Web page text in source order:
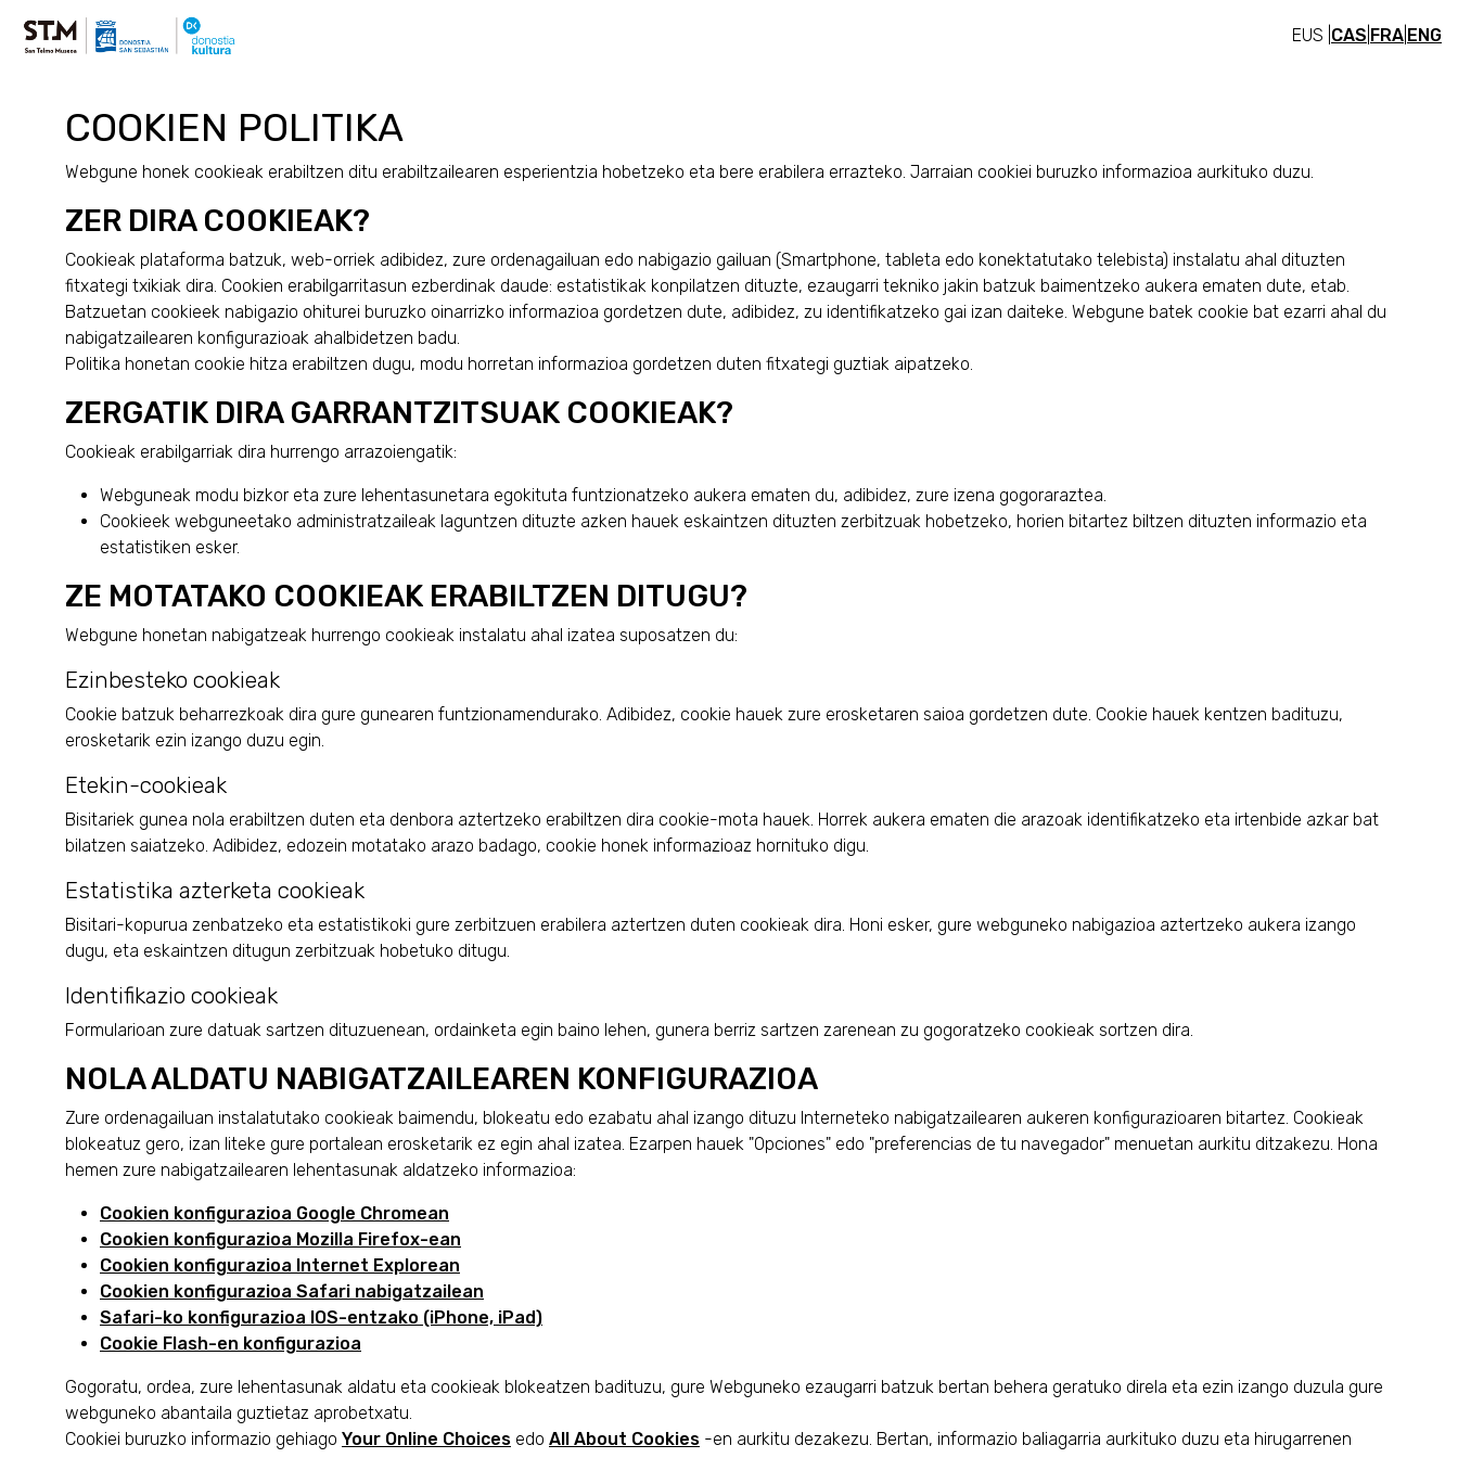
EUS | CAS FRA ENG
COOKIEN POLITIKA
Webgune honek cookieak erabiltzen ditu erabiltzailearen esperientzia hobetzeko eta bere erabilera errazteko. Jarraian cookiei buruzko informazioa aurkituko duzu.
ZER DIRA COOKIEAK?
Cookieak plataforma batzuk, web-orriek adibidez, zure ordenagailuan edo nabigazio gailuan (Smartphone, tableta edo konektatutako telebista) instalatu ahal dituzten
fitxategi txikiak dira. Cookien erabilgarritasun ezberdinak daude: estatistikak konpilatzen dituzte, ezaugarri tekniko jakin batzuk baimentzeko aukera ematen dute, etab.
Batzuetan cookieek nabigazio ohiturei buruzko oinarrizko informazioa gordetzen dute, adibidez, zu identifikatzeko gai izan daiteke. Webgune batek cookie bat ezarri ahal du
nabigatzailearen konfigurazioak ahalbidetzen badu.
Politika honetan cookie hitza erabiltzen dugu, modu horretan informazioa gordetzen duten fitxategi guztiak aipatzeko.
ZERGATIK DIRA GARRANTZITSUAK COOKIEAK?
Cookieak erabilgarriak dira hurrengo arrazoiengatik:
Webguneak modu bizkor eta zure lehentasunetara egokituta funtzionatzeko aukera ematen du, adibidez, zure izena gogoraraztea.
Cookieek webguneetako administratzaileak laguntzen dituzte azken hauek eskaintzen dituzten zerbitzuak hobetzeko, horien bitartez biltzen dituzten informazio eta
estatistiken esker.
ZE MOTATAKO COOKIEAK ERABILTZEN DITUGU?
Webgune honetan nabigatzeak hurrengo cookieak instalatu ahal izatea suposatzen du:
Ezinbesteko cookieak
Cookie batzuk beharrezkoak dira gure gunearen funtzionamendurako. Adibidez, cookie hauek zure erosketaren saioa gordetzen dute. Cookie hauek kentzen badituzu,
erosketarik ezin izango duzu egin.
Etekin-cookieak
Bisitariek gunea nola erabiltzen duten eta denbora aztertzeko erabiltzen dira cookie-mota hauek. Horrek aukera ematen die arazoak identifikatzeko eta irtenbide azkar bat
bilatzen saiatzeko. Adibidez, edozein motatako arazo badago, cookie honek informazioaz hornituko digu.
Estatistika azterketa cookieak
Bisitari-kopurua zenbatzeko eta estatistikoki gure zerbitzuen erabilera aztertzen duten cookieak dira. Honi esker, gure webguneko nabigazioa aztertzeko aukera izango
dugu, eta eskaintzen ditugun zerbitzuak hobetuko ditugu.
Identifikazio cookieak
Formularioan zure datuak sartzen dituzuenean, ordainketa egin baino lehen, gunera berriz sartzen zarenean zu gogoratzeko cookieak sortzen dira.
NOLA ALDATU NABIGATZAILEAREN KONFIGURAZIOA
Zure ordenagailuan instalatutako cookieak baimendu, blokeatu edo ezabatu ahal izango dituzu Interneteko nabigatzailearen aukeren konfigurazioaren bitartez. Cookieak
blokeatuz gero, izan liteke gure portalean erosketarik ez egin ahal izatea. Ezarpen hauek "Opciones" edo "preferencias de tu navegador" menuetan aurkitu ditzakezu. Hona
hemen zure nabigatzailearen lehentasunak aldatzeko informazioa:
Cookien konfigurazioa Google Chromean
Cookien konfigurazioa Mozilla Firefox-ean
Cookien konfigurazioa Internet Explorean
Cookien konfigurazioa Safari nabigatzailean
Safari-ko konfigurazioa IOS-entzako (iPhone, iPad)
Cookie Flash-en konfigurazioa
Gogoratu, ordea, zure lehentasunak aldatu eta cookieak blokeatzen badituzu, gure Webguneko ezaugarri batzuk bertan behera geratuko direla eta ezin izango duzula gure
webguneko abantaila guztietaz aprobetxatu.
Cookiei buruzko informazio gehiago Your Online Choices edo All About Cookies -en aurkitu dezakezu. Bertan, informazio baliagarria aurkituko duzu eta hirugarrenen